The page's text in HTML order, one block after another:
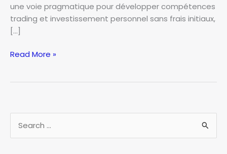
une voie pragmatique pour développer compétences
trading et investissement personnel sans frais initiaux,
[…]
Formation
vos
compétences
et
Read More »
e